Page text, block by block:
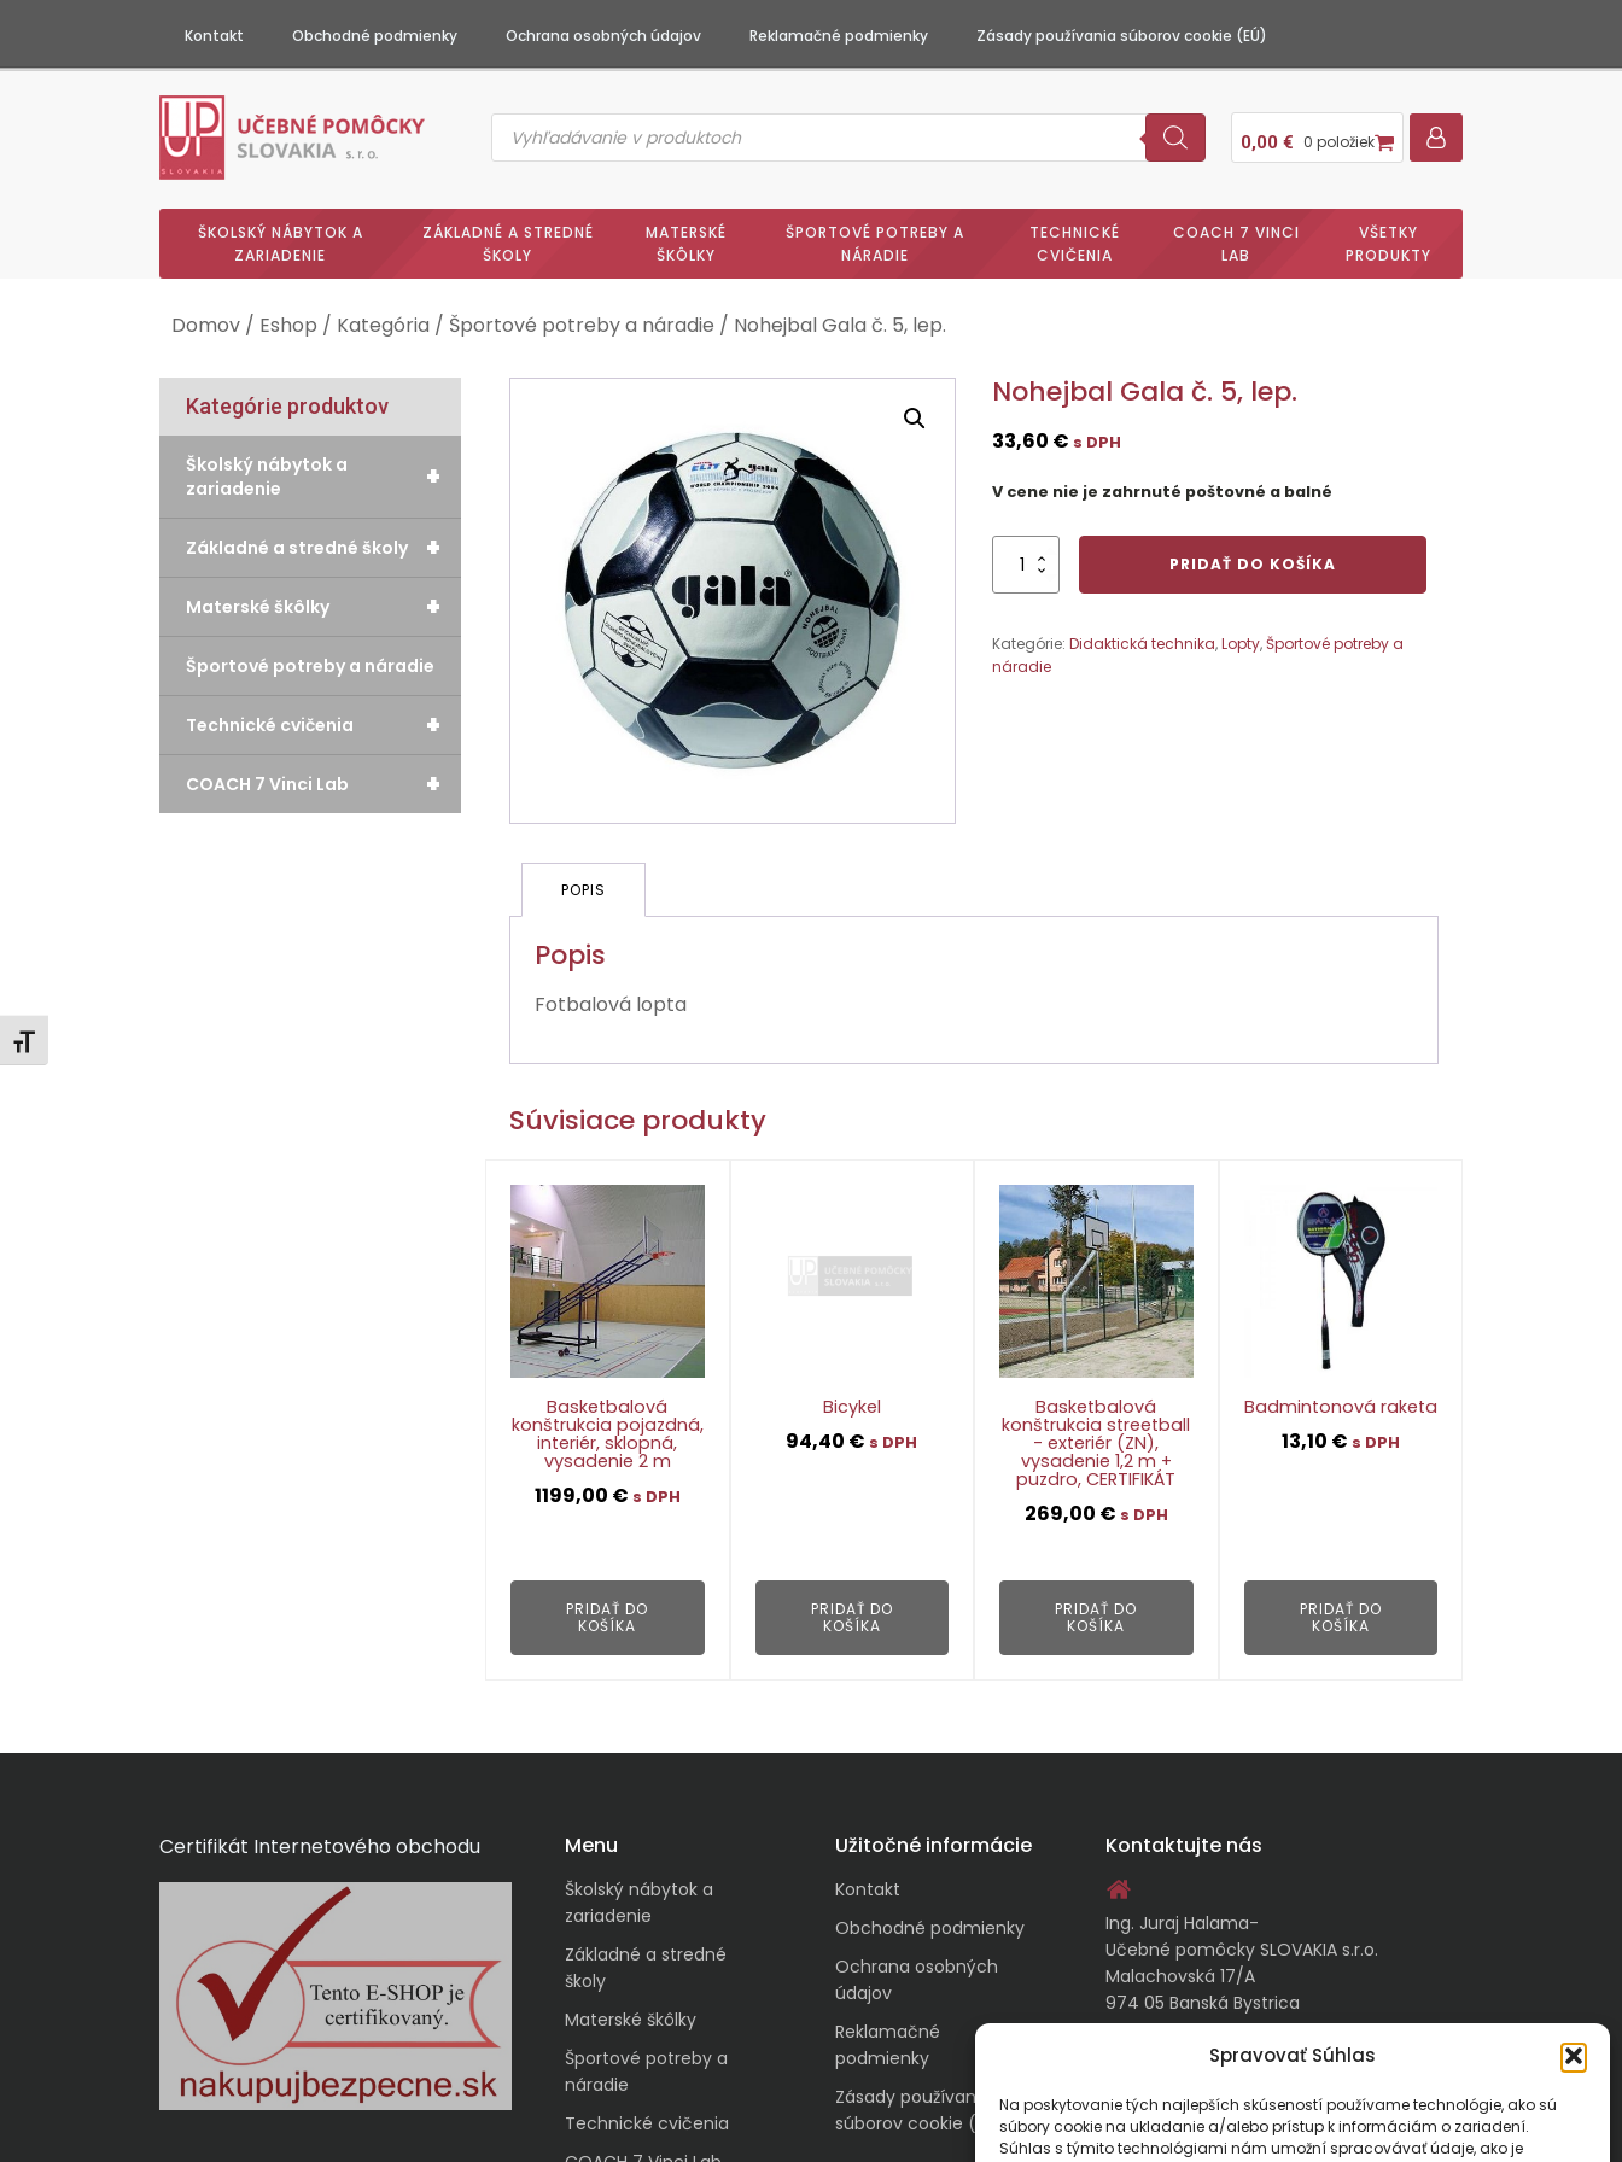
Spravovať Súhlas
Na poskytovanie tých najlepších skúseností používame technológie, ako sú
súbory cookie na ukladanie a/alebo prístup k informáciám o zariadení.
Súhlas s týmito technológiami nám umožní spracovávať údaje, ako je
Zmeniť veľkosť písma
Kontakt Obchodné podmienky Ochrana osobných údajov Reklamačné podmienky Zásady používania súborov cookie (EÚ)
Products
search
0,00 € 0 položiek
ŠKOLSKÝ NÁBYTOK A
ZARIADENIE
ZÁKLADNÉ A STREDNÉ
ŠKOLY
MATERSKÉ
ŠKÔLKY
ŠPORTOVÉ POTREBY A
NÁRADIE
TECHNICKÉ
CVIČENIA
COACH 7 VINCI
LAB
VŠETKY
PRODUKTY
Domov / Eshop / Kategória / Športové potreby a náradie / Nohejbal Gala č. 5, lep.
Kategórie produktov
+
Školský nábytok a
zariadenie
+
Základné a stredné školy
+
Materské škôlky
Športové potreby a náradie
+
Technické cvičenia
+
COACH 7 Vinci Lab
Nohejbal Gala č. 5, lep.
33,60 € s DPH
V cene nie je zahrnuté poštovné a balné
množstvo
Nohejbal
5,
lep.
PRIDAŤ DO KOŠÍKA
Kategórie:Didaktická technika,Lopty,Športové potreby a
náradie
POPIS
Popis
Fotbalová lopta
Súvisiace produkty
Basketbalová
konštrukcia pojazdná,
interiér, sklopná,
vysadenie 2 m
1199,00 € s DPH
PRIDAŤ DO
KOŠÍKA
Bicykel
94,40 € s DPH
PRIDAŤ DO
KOŠÍKA
Basketbalová
konštrukcia streetball
- exteriér (ZN),
vysadenie 1,2 m +
puzdro, CERTIFIKÁT
269,00 € s DPH
PRIDAŤ DO
KOŠÍKA
Badmintonová raketa
13,10 € s DPH
PRIDAŤ DO
KOŠÍKA
Certifikát Internetového obchodu Menu
Školský nábytok a
zariadenie
Základné a stredné
školy
Materské škôlky
Športové potreby a
náradie
Technické cvičenia
Užitočné informácie
Kontakt
Obchodné podmienky
Ochrana osobných
údajov
Reklamačné
podmienky
Zásady používania
súborov cookie (EÚ)
Kontaktujte nás
Ing. Juraj Halama-
Učebné pomôcky SLOVAKIA s.r.o.
Malachovská 17/A
974 05 Banská Bystrica
kontakt@ucebnepomockyslovakia.sk
0917 797 357, 048/410 18 88